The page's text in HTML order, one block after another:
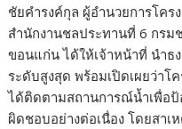
ชัยคำรงค์กุล ผู้อำนวยการโคร
สำนักงานชลประทานที่ 6 กรม
ขอนแก่น ได้ให้เจ้าหน้าที่ นำธ
ระดับสูงสุด พร้อมเปิดเผยว่าโ
ได้ติดตามสถานการณ์น้ำเพื่อ
ผิดชอบอย่างต่อเนื่อง โดยสา